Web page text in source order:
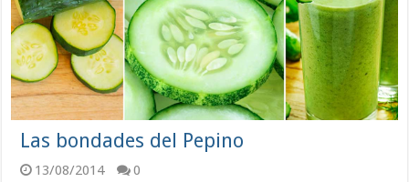
Las bondades del Pepino
13/08/2014
0